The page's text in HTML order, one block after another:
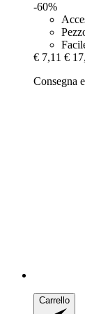
-60%
€ 7,11 €
Consegna
Carrello